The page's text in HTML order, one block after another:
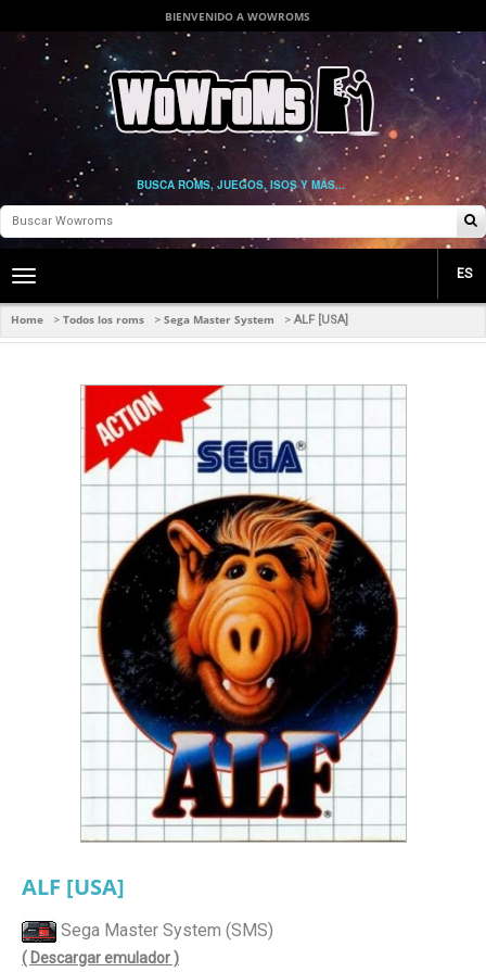
BIENVENIDO A WOWROMS
BUSCA ROMS, JUEGOS, ISOS Y MÁS...
Toggle
navigation
ES
Home > Todos los roms > Sega Master System > ALF [USA]
ALF [USA]
Sega Master System (SMS)
( Descargar emulador )